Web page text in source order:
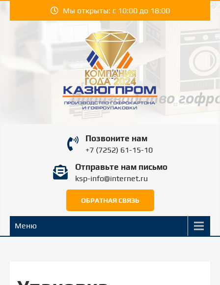
Мы открыты: с 10:00 до 18:00
КАЗЮГПРОМ |
KAZYUGPROM
ШЫМКЕНТ
Производство гофрокартона и гофроупаковки
в Шымкенте.
Позвоните нам
+7 (7252) 61-15-10
Отправьте нам письмо
ksp-info@internet.ru
ОБРАТНАЯ СВЯЗЬ
Меню